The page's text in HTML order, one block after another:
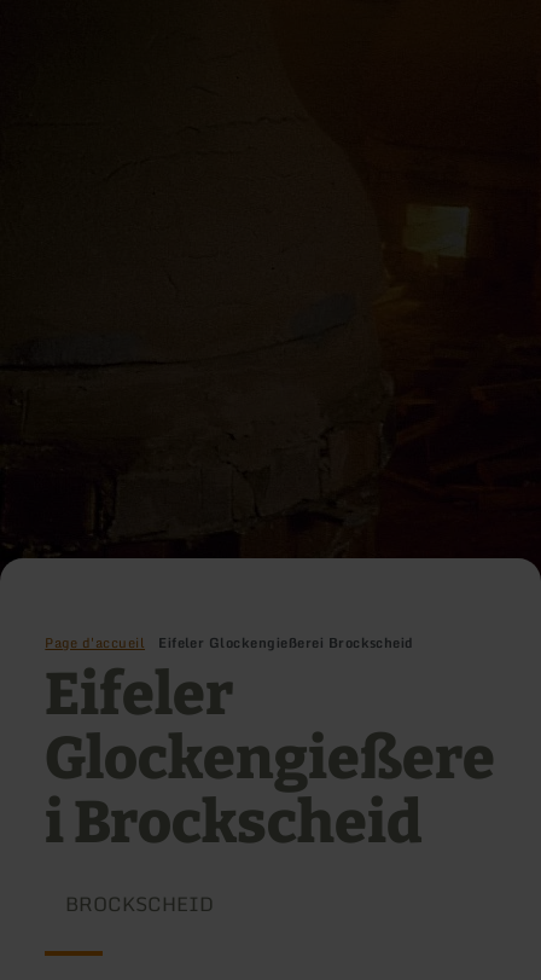
Page d'accueil Eifeler Glockengießerei Brockscheid
Eifeler
Glockengießere
i Brockscheid
BROCKSCHEID